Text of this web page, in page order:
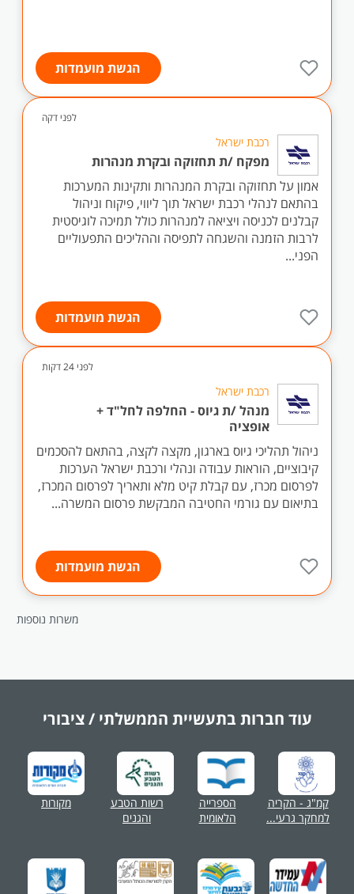
הגשת מועמדות
לפני דקה
רכבת ישראל
מפקח /ת תחזוקה ובקרת מנהרות
אמון על תחזוקה ובקרת המנהרות ותקינות המערכות
בהתאם לנהלי רכבת ישראל תוך ליווי, פיקוח וניהול
קבלנים לכניסה ויציאה למנהרות כולל תמיכה לוגיסטית
לרבות הזמנה והשגחה לתפיסה וההליכים התפעוליים
הפני...
הגשת מועמדות
לפני 24 דקות
רכבת ישראל
מנהל /ת גיוס - החלפה לחל"ד +
אופציה
ניהול תהליכי גיוס בארגון, מקצה לקצה, בהתאם להסכמים
קיבוציים, הוראות עבודה ונהלי ורכבת ישראל הערכות
לפרסום מכרז, עם קבלת קיט מלא ותאריך לפרסום המכרז,
בתיאום עם גורמי החטיבה המבקשת פרסום המשרה...
הגשת מועמדות
משרות נוספות
עוד חברות בתעשיית הממשלתי / ציבורי
קמ"ג - הקריה
למחקר גרעי...
הספרייה
הלאומית
רשות הטבע
והגנים
מקורות